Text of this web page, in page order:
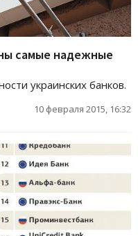
самые надежные
украинских банков.
10 февраля 2015, 16:32